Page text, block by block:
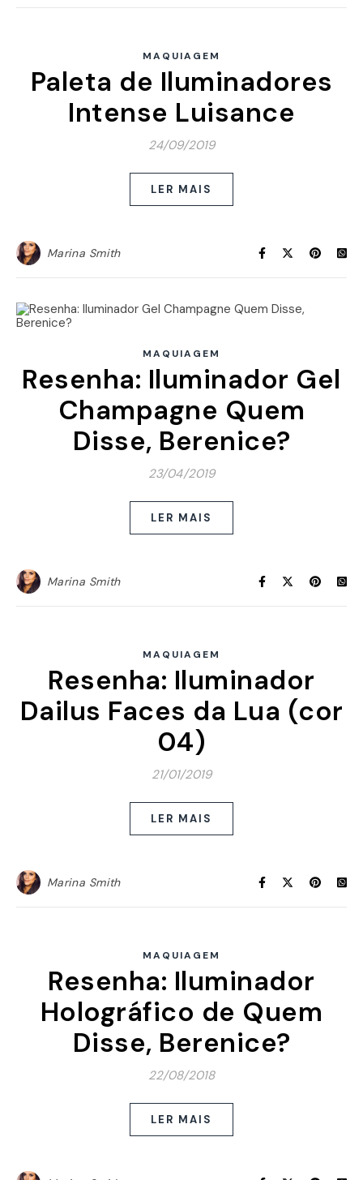
MAQUIAGEM
Paleta de Iluminadores
Intense Luisance
24/09/2019
LER MAIS
Marina Smith
MAQUIAGEM
Resenha: Iluminador Gel
Champagne Quem
Disse, Berenice?
23/04/2019
LER MAIS
Marina Smith
MAQUIAGEM
Resenha: Iluminador
Dailus Faces da Lua (cor
04)
21/01/2019
LER MAIS
Marina Smith
MAQUIAGEM
Resenha: Iluminador
Holográfico de Quem
Disse, Berenice?
22/08/2018
LER MAIS